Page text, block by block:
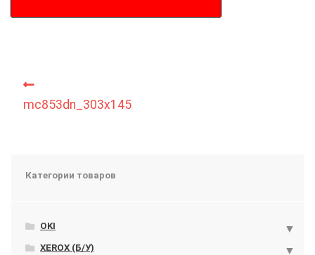
Навигация
по
mc853dn_303x145
Категории товаров
OKI
XEROX (Б/У)